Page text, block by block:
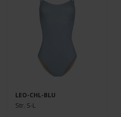
LEO-CHL-BLU
Str. S-L